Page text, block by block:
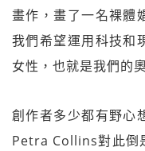
畫作，畫了一名裸體
我們希望運用科技和
女性，也就是我們的
創作者多少都有野心
Petra Collins對此倒